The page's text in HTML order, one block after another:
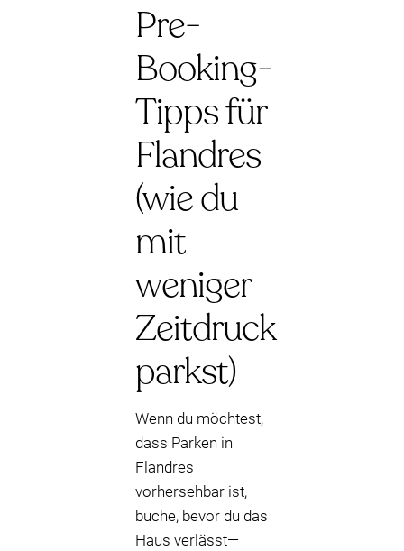
Pre-
Booking-
Tipps für
Flandres
(wie du
mit
weniger
Zeitdruck
parkst)
Wenn du möchtest,
dass Parken in
Flandres
vorhersehbar ist,
buche, bevor du das
Haus verlässt—